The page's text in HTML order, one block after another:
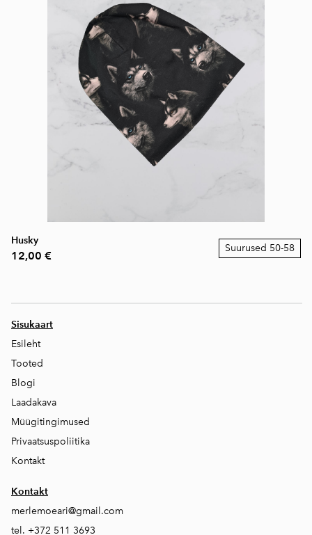
Husky
12,00 €
Suurused 50-58
Sisukaart
Esileht
Tooted
Blogi
Laadakava
Müügitingimused
Privaatsuspoliitika
Kontakt
Kontakt
merlemoeari@gmail.com
tel. +372 511 3693